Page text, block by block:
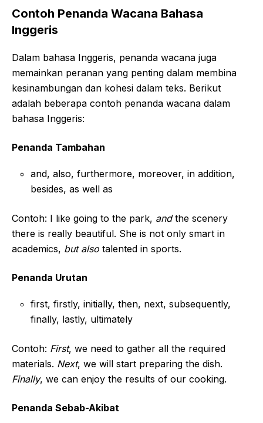
Contoh Penanda Wacana Bahasa
Inggeris
Dalam bahasa Inggeris, penanda wacana juga
memainkan peranan yang penting dalam membina
kesinambungan dan kohesi dalam teks. Berikut
adalah beberapa contoh penanda wacana dalam
bahasa Inggeris:
Penanda Tambahan
and, also, furthermore, moreover, in addition,
besides, as well as
Contoh: I like going to the park, andthe scenery
there is really beautiful. She is not only smart in
academics, but also talented in sports.
Penanda Urutan
first, firstly, initially, then, next, subsequently,
finally, lastly, ultimately
Contoh: First, we need to gather all the required
materials. Next, we will start preparing the dish.
Finally, we can enjoy the results of our cooking.
Penanda Sebab-Akibat